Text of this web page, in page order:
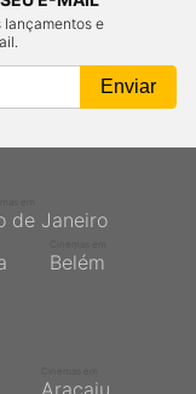
lançamentos e
de Janeiro
Belém
Aracaju